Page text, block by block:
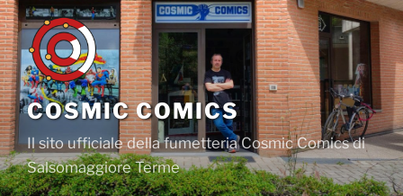
Salta
al
contenuto
COSMIC COMICS
Il sito ufficiale della fumetteria Cosmic Comics di
Salsomaggiore Terme